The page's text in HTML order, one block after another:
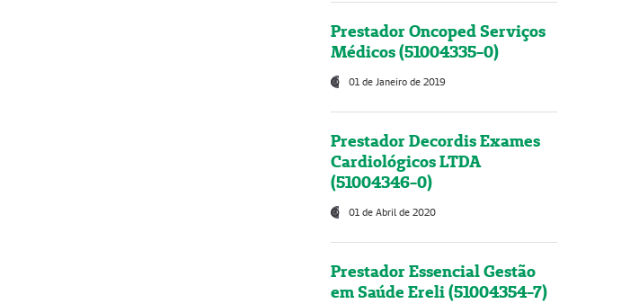
Prestador Oncoped Serviços
Médicos (51004335-0)
01 de Janeiro de 2019
Prestador Decordis Exames
Cardiológicos LTDA
(51004346-0)
01 de Abril de 2020
Prestador Essencial Gestão
em Saúde Ereli (51004354-7)